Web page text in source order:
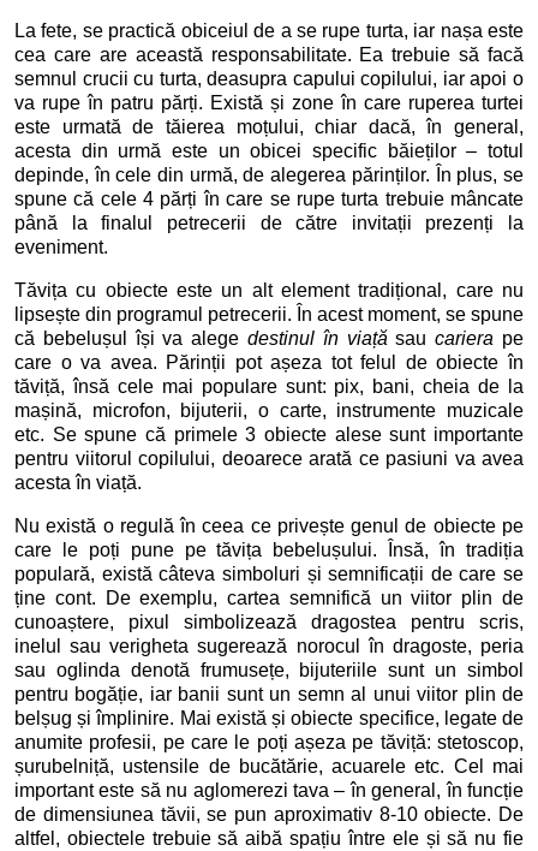
La fete, se practică obiceiul de a se rupe turta, iar nașa este
cea care are această responsabilitate. Ea trebuie să facă
semnul crucii cu turta, deasupra capului copilului, iar apoi o
va rupe în patru părți. Există și zone în care ruperea turtei
este urmată de tăierea moțului, chiar dacă, în general,
acesta din urmă este un obicei specific băieților – totul
depinde, în cele din urmă, de alegerea părinților. În plus, se
spune că cele 4 părți în care se rupe turta trebuie mâncate
până la finalul petrecerii de către invitații prezenți la
eveniment.
Tăvița cu obiecte este un alt element tradițional, care nu
lipsește din programul petrecerii. În acest moment, se spune
că bebelușul își va alege destinul în viațăsaucariera pe
care o va avea. Părinții pot așeza tot felul de obiecte în
tăviță, însă cele mai populare sunt: pix, bani, cheia de la
mașină, microfon, bijuterii, o carte, instrumente muzicale
etc. Se spune că primele 3 obiecte alese sunt importante
pentru viitorul copilului, deoarece arată ce pasiuni va avea
acesta în viață.
Nu există o regulă în ceea ce privește genul de obiecte pe
care le poți pune pe tăvița bebelușului. Însă, în tradiția
populară, există câteva simboluri și semnificații de care se
ține cont. De exemplu, cartea semnifică un viitor plin de
cunoaștere, pixul simbolizează dragostea pentru scris,
inelul sau verigheta sugerează norocul în dragoste, peria
sau oglinda denotă frumusețe, bijuteriile sunt un simbol
pentru bogăție, iar banii sunt un semn al unui viitor plin de
belșug și împlinire. Mai există și obiecte specifice, legate de
anumite profesii, pe care le poți așeza pe tăviță: stetoscop,
șurubelniță, ustensile de bucătărie, acuarele etc. Cel mai
important este să nu aglomerezi tava – în general, în funcție
de dimensiunea tăvii, se pun aproximativ 8-10 obiecte. De
altfel, obiectele trebuie să aibă spațiu între ele și să nu fie